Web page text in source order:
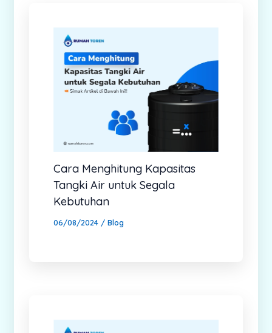
Cara Menghitung Kapasitas
Tangki Air untuk Segala
Kebutuhan
06/08/2024 / Blog